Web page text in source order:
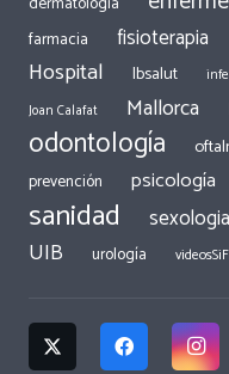
farmacia fisioterapia
Hospital Ibsalut
Joan Calafat Mallorca
odontología
prevención psicología
sanidad sexologia
UIB urología videosSiF